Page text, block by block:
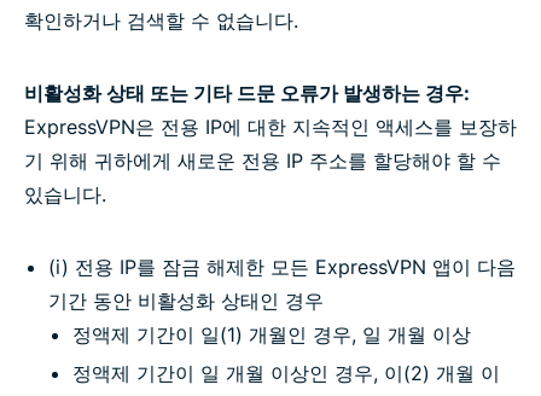
확인하거나 검색할 수 없습니다.
비활성화 상태 또는 기타 드문 오류가 발생하는 경우:
ExpressVPN은 전용 IP에 대한 지속적인 액세스를 보장하
기 위해 귀하에게 새로운 전용 IP 주소를 할당해야 할 수
있습니다.
(i) 전용 IP를 잠금 해제한 모든 ExpressVPN 앱이 다음
기간 동안 비활성화 상태인 경우
정액제 기간이 일(1) 개월인 경우, 일 개월 이상
정액제 기간이 일 개월 이상인 경우, 이(2) 개월 이